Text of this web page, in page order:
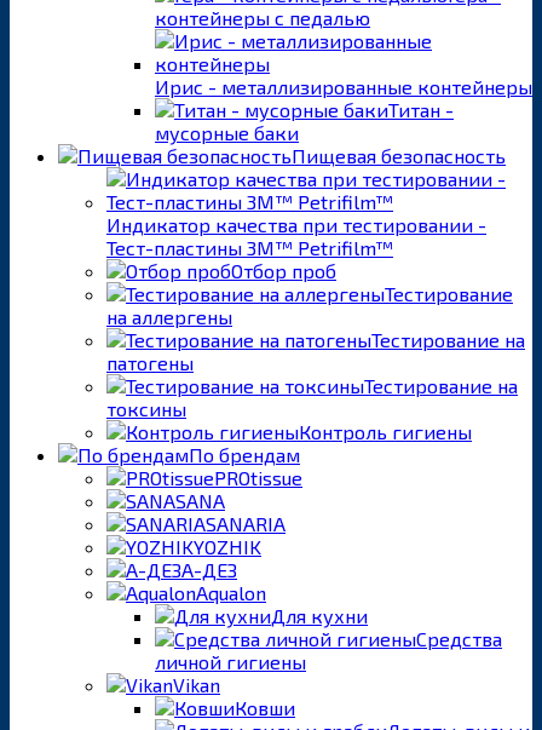
контейнеры с педалью
Ирис - металлизированные контейнеры
Титан -
мусорные баки
Пищевая безопасность
Индикатор качества при тестировании -
Тест-пластины 3M™ Petrifilm™
Отбор проб
Тестирование
на аллергены
Тестирование на
патогены
Тестирование на
токсины
Контроль гигиены
По брендам
PROtissue
SANA
SANARIA
YOZHIK
А-ДЕЗ
Aqualon
Для кухни
Средства
личной гигиены
Vikan
Ковши